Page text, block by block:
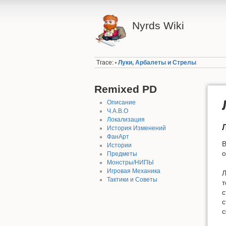
Nyrds Wiki
Trace: • Луки, Арбалеты и Стрелы
Remixed PD
Описание
Ч.А.В.О
Локализация
История Изменений
ФанАрт
Истории
Предметы
Монстры/НИПЫ
Игровая Механика
Тактики и Советы
В